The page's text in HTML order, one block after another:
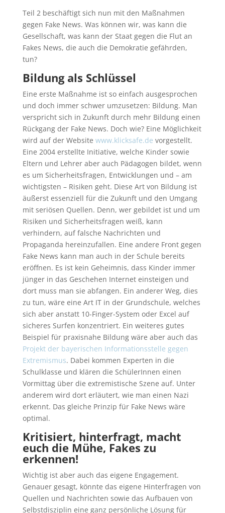
Teil 2 beschäftigt sich nun mit den Maßnahmen
gegen Fake News. Was können wir, was kann die
Gesellschaft, was kann der Staat gegen die Flut an
Fakes News, die auch die Demokratie gefährden,
tun?
Bildung als Schlüssel
Eine erste Maßnahme ist so einfach ausgesprochen
und doch immer schwer umzusetzen: Bildung. Man
verspricht sich in Zukunft durch mehr Bildung einen
Rückgang der Fake News. Doch wie? Eine Möglichkeit
wird auf der Website www.klicksafe.de vorgestellt.
Eine 2004 erstellte Initiative, welche Kinder sowie
Eltern und Lehrer aber auch Pädagogen bildet, wenn
es um Sicherheitsfragen, Entwicklungen und – am
wichtigsten – Risiken geht. Diese Art von Bildung ist
äußerst essenziell für die Zukunft und den Umgang
mit seriösen Quellen. Denn, wer gebildet ist und um
Risiken und Sicherheitsfragen weiß, kann
verhindern, auf falsche Nachrichten und
Propaganda hereinzufallen. Eine andere Front gegen
Fake News kann man auch in der Schule bereits
eröffnen. Es ist kein Geheimnis, dass Kinder immer
jünger in das Geschehen Internet einsteigen und
dort muss man sie abfangen. Ein anderer Weg, dies
zu tun, wäre eine Art IT in der Grundschule, welches
sich aber anstatt 10-Finger-System oder Excel auf
sicheres Surfen konzentriert. Ein weiteres gutes
Beispiel für praxisnahe Bildung wäre aber auch das
Projekt der bayerischen Informationsstelle gegen
Extremismus. Dabei kommen Experten in die
Schulklasse und klären die SchülerInnen einen
Vormittag über die extremistische Szene auf. Unter
anderem wird dort erläutert, wie man einen Nazi
erkennt. Das gleiche Prinzip für Fake News wäre
optimal.
Kritisiert, hinterfragt, macht
euch die Mühe, Fakes zu
erkennen!
Wichtig ist aber auch das eigene Engagement.
Genauer gesagt, könnte das eigene Hinterfragen von
Quellen und Nachrichten sowie das Aufbauen von
Selbstdisziplin eine ganz persönliche Lösung für